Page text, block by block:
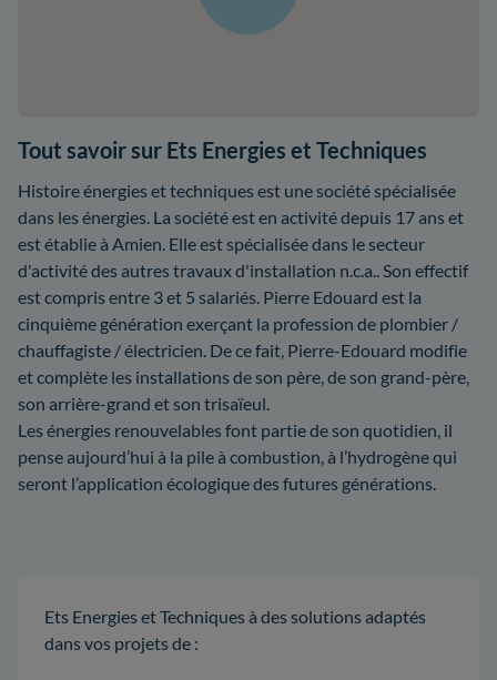
Tout savoir sur Ets Energies et Techniques
Histoire énergies et techniques est une société spécialisée
dans les énergies. La société est en activité depuis 17 ans et
est établie à Amien. Elle est spécialisée dans le secteur
d'activité des autres travaux d'installation n.c.a.. Son effectif
est compris entre 3 et 5 salariés. Pierre Edouard est la
cinquième génération exerçant la profession de plombier /
chauffagiste / électricien. De ce fait, Pierre-Edouard modifie
et complète les installations de son père, de son grand-père,
son arrière-grand et son trisaïeul.
Les énergies renouvelables font partie de son quotidien, il
pense aujourd’hui à la pile à combustion, à l’hydrogène qui
seront l’application écologique des futures générations.
Ets Energies et Techniques à des solutions adaptés
dans vos projets de :